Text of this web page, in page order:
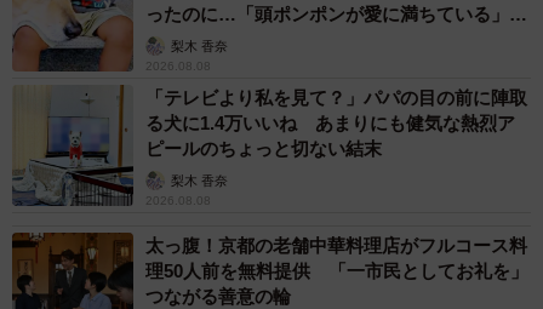
ったのに…「頭ポンポンが愛に満ちている」
「尊…」
梨木 香奈
2026.08.08
「テレビより私を見て？」パパの目の前に陣取
る犬に1.4万いいね あまりにも健気な熱烈ア
ピールのちょっと切ない結末
梨木 香奈
2026.08.08
太っ腹！京都の老舗中華料理店がフルコース料
理50人前を無料提供 「一市民としてお礼を」
つながる善意の輪